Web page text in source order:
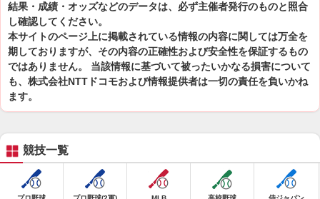
結果・成績・オッズなどのデータは、必ず主催者発行のものと照合
し確認してください。
本サイトのページ上に掲載されている情報の内容に関しては万全を
期しておりますが、その内容の正確性および安全性を保証するもの
ではありません。 当該情報に基づいて被ったいかなる損害について
も、株式会社NTTドコモおよび情報提供者は一切の責任を負いかね
ます。
競技一覧